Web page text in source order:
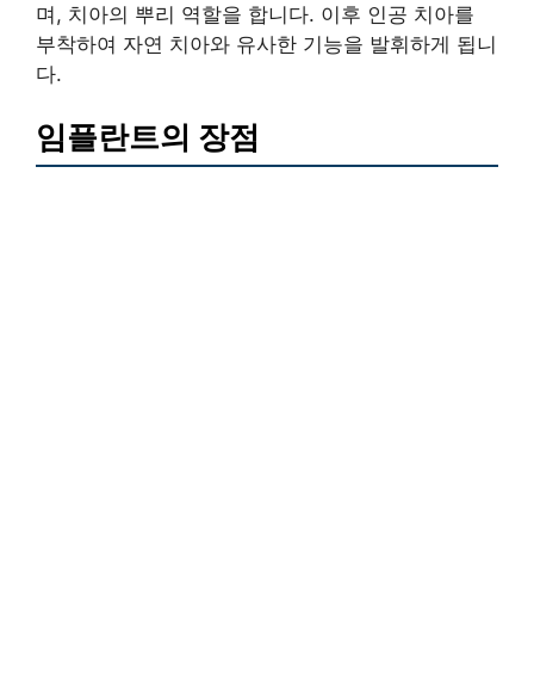
며, 치아의 뿌리 역할을 합니다. 이후 인공 치아를
부착하여 자연 치아와 유사한 기능을 발휘하게 됩니
다.
임플란트의 장점